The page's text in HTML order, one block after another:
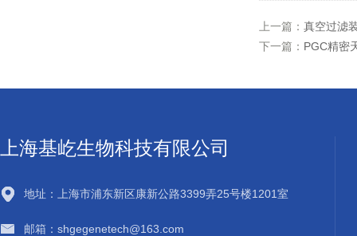
上一篇： 真空过滤
下一篇： PGC精密
上海基屹生物科技有限公司
地址：上海市浦东新区康新公路3399弄25号楼1201室
邮箱：shgegenetech@163.com